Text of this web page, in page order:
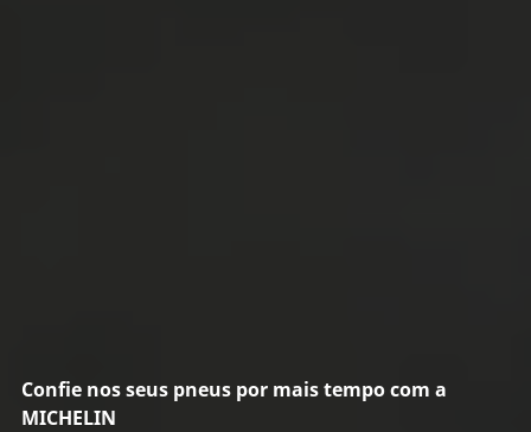
Confie nos seus pneus por mais tempo com a
MICHELIN